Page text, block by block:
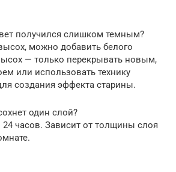
получился слишком темным?
можно добавить белого
— только перекрывать новым,
или использовать технику
создания эффекта старины.
один слой?
24 часов. Зависит от толщины слоя